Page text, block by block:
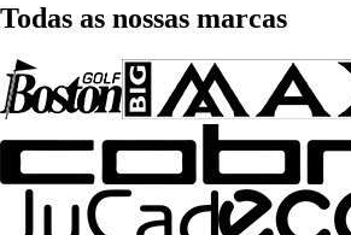
Todas as nossas marcas